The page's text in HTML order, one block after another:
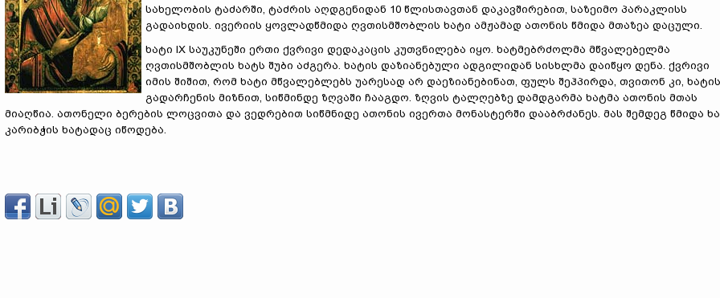
სახელობის ტაძარში, ტაძრის აღდგენიდან 10 წლისთავთან დაკავშირებით, საზეიმო პარაკლისს
გადაიხდის. ივერიის ყოვლადწმიდა ღვთისმშობლის ხატი ამჟამად ათონის წმიდა მთაზეა დაცული.
ხატი IX საუკუნეში ერთი ქვრივი დედაკაცის კუთვნილება იყო. ხატმებრძოლმა მწვალებელმა
ღვთისმშობლის ხატს შუბი აძგერა. ხატის დაზიანებული ადგილიდან სისხლმა დაიწყო დენა. ქვრივი
იმის შიშით, რომ ხატი მწვალებლებს უარესად არ დაეზიანებინათ, ფულს შეჰპირდა, თვითონ კი, ხატის
გადარჩენის მიზნით, სიწმინდე ზღვაში ჩააგდო. ზღვის ტალღებზე დამდგარმა ხატმა ათონის მთას
მიაღწია. ათონელი ბერების ლოცვითა და ვედრებით სიწმნიდე ათონის ივერთა მონასტერში დააბრძანეს. მას შემდეგ წმიდა
კარიბჭის ხატადაც იწოდება.